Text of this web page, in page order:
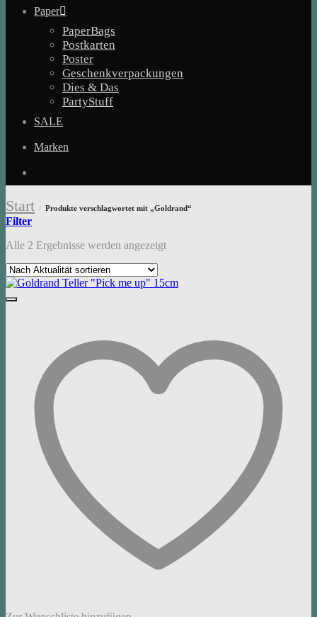
Paper
PaperBags
Postkarten
Poster
Geschenkverpackungen
Dies & Das
PartyStuff
SALE
Marken
Start / Produkte verschlagwortet mit „Goldrand“
Filter
Alle 2 Ergebnisse werden angezeigtNach